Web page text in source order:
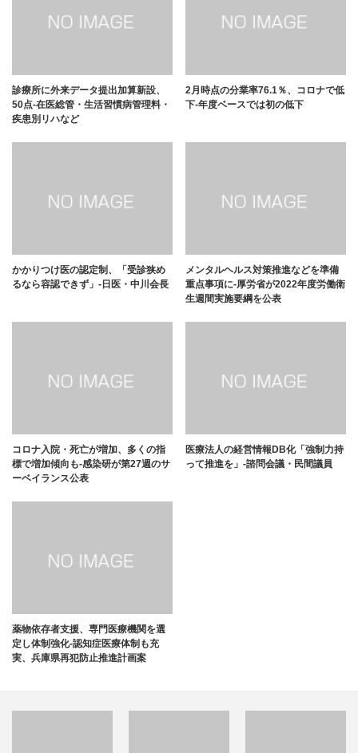
診療所に外来データ提出加算新設、
50点-在医総管・生活習慣病管理料・
疾患別リハなど
2月時点の分業率76.1％、コロナで低
下-年度ベースでは初の低下
かかりつけ医の認定制、「受診狭め
るなら容認できず」-日医・中川会長
メンタルヘルス対策推進などを準備
重点事項に-厚労省が2022年度労働衛
生週間実施要綱を公表
コロナ入院・死亡が増加、多くの指
標で増加傾向も-感染研が第27週のサ
ーベイランス公表
医療法人の経営情報DB化「強制力持
って推進を」-諮問会議・民間議員
薬物依存者支援、専門医療機関を選
定し体制強化-認知症医療体制も充
実、兵庫県再犯防止推進計画案